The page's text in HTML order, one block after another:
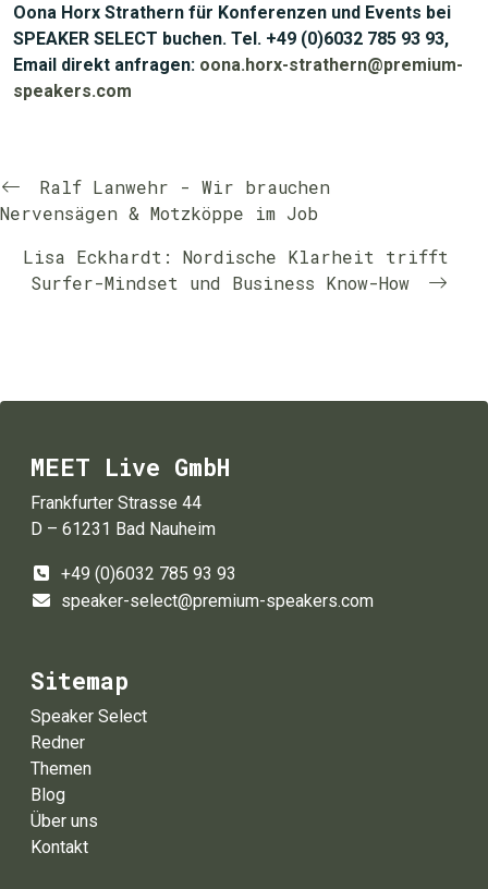
Oona Horx Strathern für Konferenzen und Events bei
SPEAKER SELECT buchen. Tel. +49 (0)6032 785 93 93,
Email direkt anfragen: oona.horx-strathern@premium-
speakers.com
Ralf Lanwehr - Wir brauchen
Nervensägen & Motzköppe im Job
Lisa Eckhardt: Nordische Klarheit trifft
Surfer-Mindset und Business Know-How
MEET Live GmbH
Frankfurter Strasse 44
D – 61231 Bad Nauheim
+49 (0)6032 785 93 93
speaker-select@premium-speakers.com
Sitemap
Speaker Select
Redner
Themen
Blog
Über uns
Kontakt